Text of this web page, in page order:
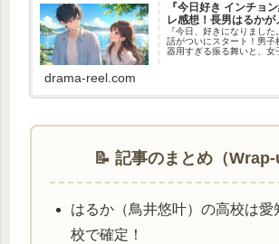
『今日好き インチョ
レ感想！長男はるかが
『今日、好きになりまし
話がついにスタート！男子
器用すぎる振る舞いと、女
2026年6月15日の放送開
drama-reel.com
📝 記事のまとめ（Wrap-
はるか（鳥井悠叶）の高校は愛
校で確定！